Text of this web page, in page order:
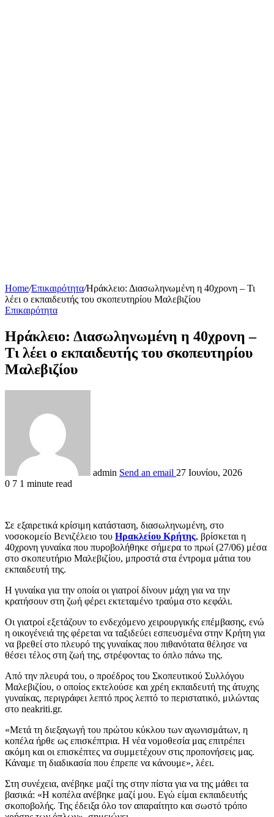
Home/Επικαιρότητα/Ηράκλειο: Διασωληνωμένη η 40χρονη – Τι
λέει ο εκπαιδευτής του σκοπευτηρίου Μαλεβιζίου
Επικαιρότητα
Ηράκλειο: Διασωληνωμένη η 40χρονη –
Τι λέει ο εκπαιδευτής του σκοπευτηρίου
Μαλεβιζίου
admin Send an email 27 Ιουνίου, 2026
0 7 1 minute read
Σε εξαιρετικά κρίσιμη κατάσταση, διασωληνωμένη, στο
νοσοκομείο Βενιζέλειο του Ηρακλείου Κρήτης, βρίσκεται η
40χρονη γυναίκα που πυροβολήθηκε σήμερα το πρωί (27/06) μέσα
στο σκοπευτήριο Μαλεβιζίου, μπροστά στα έντρομα μάτια του
εκπαιδευτή της.
Η γυναίκα για την οποία οι γιατροί δίνουν μάχη για να την
κρατήσουν στη ζωή φέρει εκτεταμένο τραύμα στο κεφάλι.
Οι γιατροί εξετάζουν το ενδεχόμενο χειρουργικής επέμβασης, ενώ
η οικογένειά της φέρεται να ταξιδεύει εσπευσμένα στην Κρήτη για
να βρεθεί στο πλευρό της γυναίκας που πιθανότατα θέλησε να
θέσει τέλος στη ζωή της, στρέφοντας το όπλο πάνω της.
Από την πλευρά του, ο προέδρος του Σκοπευτικού Συλλόγου
Μαλεβιζίου, ο οποίος εκτελούσε και χρέη εκπαιδευτή της άτυχης
γυναίκας, περιγράφει λεπτό προς λεπτό τo περιστατικό, μιλώντας
στο neakriti.gr.
«Μετά τη διεξαγωγή του πρώτου κύκλου των αγωνισμάτων, η
κοπέλα ήρθε ως επισκέπτρια. Η νέα νομοθεσία μας επιτρέπει
ακόμη και οι επισκέπτες να συμμετέχουν στις προπονήσεις μας.
Κάναμε τη διαδικασία που έπρεπε να κάνουμε», λέει.
Στη συνέχεια, ανέβηκε μαζί της στην πίστα για να της μάθει τα
βασικά: «Η κοπέλα ανέβηκε μαζί μου. Εγώ είμαι εκπαιδευτής
σκοποβολής. Της έδειξα όλο τον απαραίτητο και σωστό τρόπο